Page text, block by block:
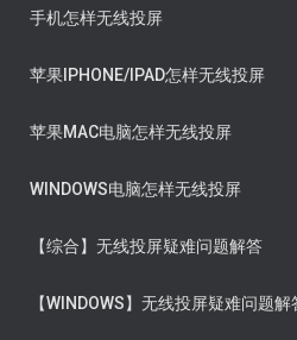
手机怎样无线投屏
苹果IPHONE/IPAD怎样无线投屏
苹果MAC电脑怎样无线投屏
WINDOWS电脑怎样无线投屏
【综合】无线投屏疑难问题解答
【WINDOWS】无线投屏疑难问题解